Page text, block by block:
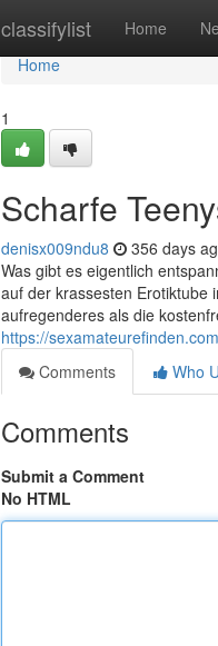
classifylist Home
Home
Home
1
Scharfe
denisx009ndu8 356 days
Was gibt es eigentlich
auf der krassesten Erotiktube
aufregenderes als die
https://
Comments
Who
Comments
Submit a Comment
No HTML